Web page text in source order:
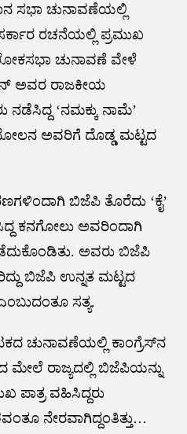
ಸಭಾ ಚುನಾವಣೆಯಲ್ಲಿ
ರಚನೆಯಲ್ಲಿ ಪ್ರಮುಖ
ಲೋಕಸಭಾ ಚುನಾವಣೆ ವೇಳೆ
ಅವರ ರಾಜಕೀಯ
ನಡೆಸಿದ್ದ ʻನಮಕ್ಕು ನಾಮೆʼ
ಅವರಿಗೆ ದೊಡ್ಡ ಮಟ್ಟದ
ಬಿಜೆಪಿ ತೊರೆದು ʻಕೈʼ
ಕನಗೋಲು ಅವರಿಂದಾಗಿ
ಅವರು ಬಿಜೆಪಿ
ಬಿಜೆಪಿ ಉನ್ನತ ಮಟ್ಟದ
ಸತ್ಯ.
ಚುನಾವಣೆಯಲ್ಲಿ ಕಾಂಗ್ರೆಸ್‌ನ
ಮೇಲೆ ರಾಜ್ಯದಲ್ಲಿ ಬಿಜೆಪಿಯನ್ನು
ಪಾತ್ರ ವಹಿಸಿದ್ದರು
ನೇರವಾಗಿದ್ದಂತಿತ್ತು…